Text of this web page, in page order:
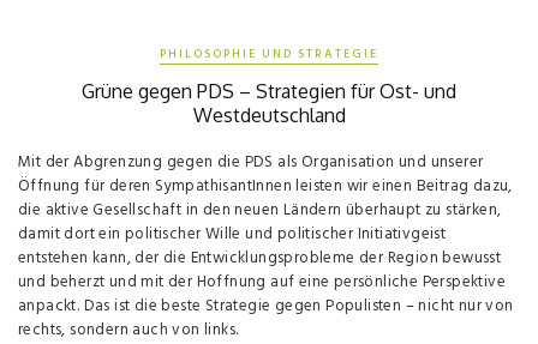
PHILOSOPHIE UND STRATEGIE
Grüne gegen PDS – Strategien für Ost- und
Westdeutschland
Mit der Abgrenzung gegen die PDS als Organisation und unserer
Öffnung für deren SympathisantInnen leisten wir einen Beitrag dazu,
die aktive Gesellschaft in den neuen Ländern überhaupt zu stärken,
damit dort ein politischer Wille und politischer Initiativgeist
entstehen kann, der die Entwicklungsprobleme der Region bewusst
und beherzt und mit der Hoffnung auf eine persönliche Perspektive
anpackt. Das ist die beste Strategie gegen Populisten – nicht nur von
rechts, sondern auch von links.